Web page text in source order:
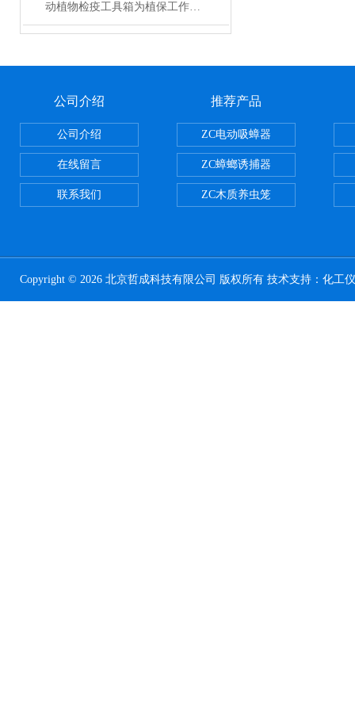
动植物检疫工具箱为植保工作人员提供了众多适用的工具
公司介绍
公司介绍
在线留言
联系我们
推荐产品
ZC电动吸蟑器
ZC蟑螂诱捕器
ZC木质养虫笼
Copyright © 2026 北京哲成科技有限公司 版权所有 技术支持： 化工